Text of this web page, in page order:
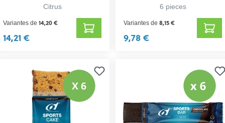
Citrus
Variantes de14,20 €
14,21 €
6 pieces
Variantes de8,15 €
9,78 €